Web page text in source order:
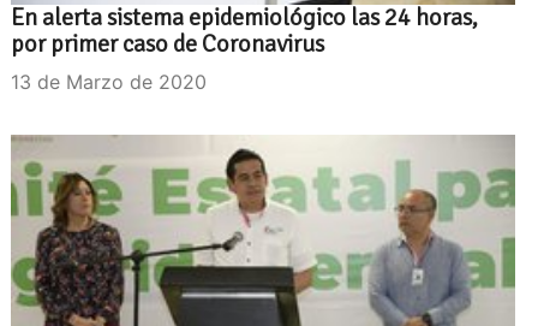
En alerta sistema epidemiológico las 24 horas,
por primer caso de Coronavirus
13 de Marzo de 2020